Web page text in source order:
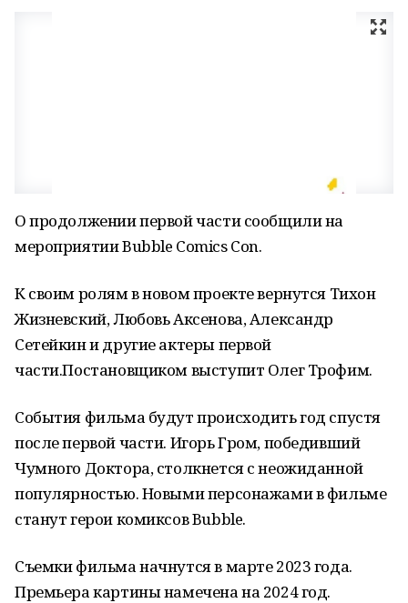
О продолжении первой части сообщили на
мероприятии Bubble Comics Con.
К своим ролям в новом проекте вернутся Тихон
Жизневский, Любовь Аксенова, Александр
Сетейкин и другие актеры первой
части.Постановщиком выступит Олег Трофим.
События фильма будут происходить год спустя
после первой части. Игорь Гром, победивший
Чумного Доктора, столкнется с неожиданной
популярностью. Новыми персонажами в фильме
станут герои комиксов Bubble.
Съемки фильма начнутся в марте 2023 года.
Премьера картины намечена на 2024 год.